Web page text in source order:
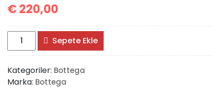
€220,00
Bottega
Veneta
Jodie
Bag
Orta
Sepete Ekle
Kategoriler: Bottega
Marka: Bottega